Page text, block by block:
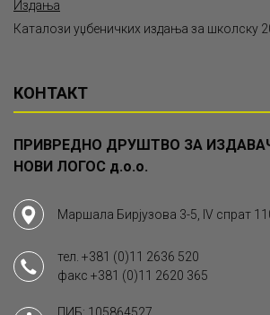
Издања
Каталози уџбеничких издања за школску
КОНТАКТ
ПРИВРЕДНО ДРУШТВО ЗА
НОВИ ЛОГОС д.о.о.
Маршала Бирјузова 3-5, IV спрат
тел. +381 (0)11 2636 520
факс +381 (0)11 2620 365